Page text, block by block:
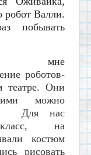
робот Валли.
побывать
мне
роботов-
театре. Они
можно
Для нас
класс, на
костюм
рисовать